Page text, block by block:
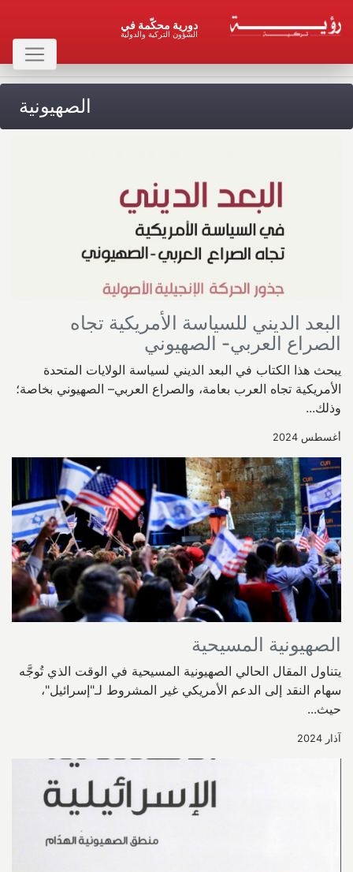
دورية محكّمة في
الشؤون التركية والدولية
الصهيونية
البعد الديني للسياسة الأمريكية تجاه
الصراع العربي- الصهيوني
يبحث هذا الكتاب في البعد الديني لسياسة الولايات المتحدة
الأمريكية تجاه العرب بعامة، والصراع العربي– الصهيوني بخاصة؛
وذلك...
أغسطس 2024
الصهيونية المسيحية
يتناول المقال الحالي الصهيونية المسيحية في الوقت الذي تُوجَّه
سهام النقد إلى الدعم الأمريكي غير المشروط لـ"إسرائيل"،
حيث...
آذار 2024